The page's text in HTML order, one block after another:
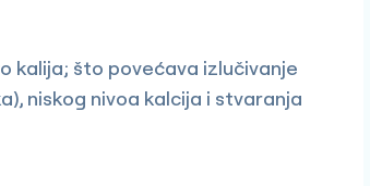
kalija; što povećava izlučivanje
niskog nivoa kalcija i stvaranja